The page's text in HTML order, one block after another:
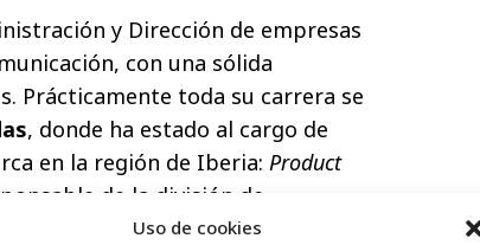
Uso de cookies
y Dirección de empresas
con una sólida
Prácticamente toda su carrera se
, donde ha estado al cargo de
en la región de Iberia: Product
de la división de
, entre otras. Asimismo, ha